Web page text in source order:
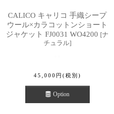
CALICO キャリコ 手織シープ
ウール×カラコットンショート
ジャケット FJ0031 WO4200 [ナ
チュラル]
45,000 円 (税別)
Option